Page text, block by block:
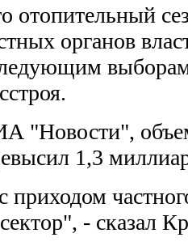
отопительный
органов
"Новости",
1,3
приходом
- сказал